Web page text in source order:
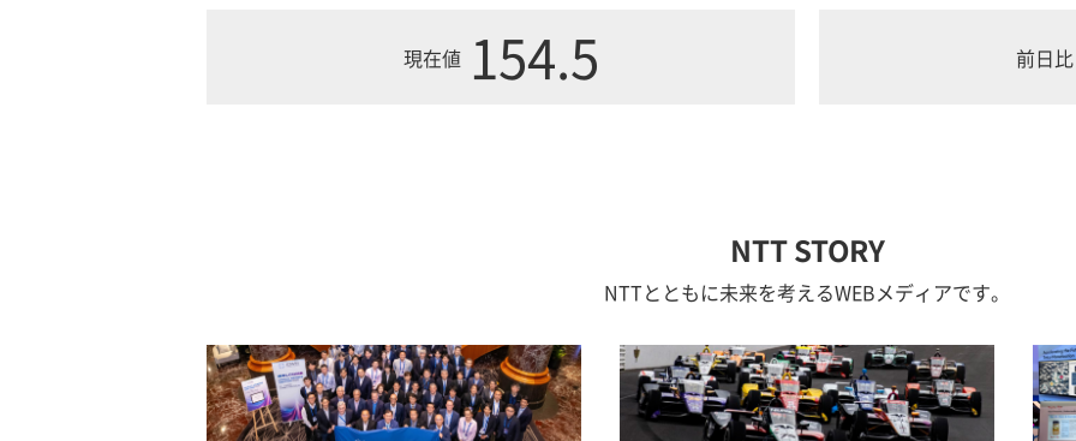
現在値 154.5 前日比
NTT STORY
NTTとともに未来を考えるWEBメディアです。